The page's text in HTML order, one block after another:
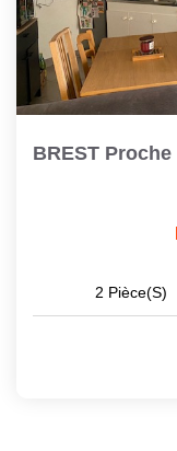
2 Pièce(s)